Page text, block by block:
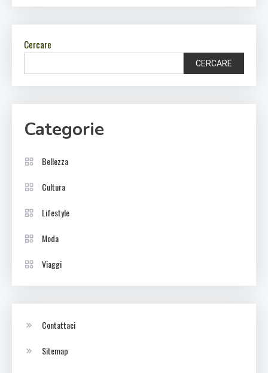
Cercare
CERCARE
Categorie
Bellezza
Cultura
Lifestyle
Moda
Viaggi
Contattaci
Sitemap